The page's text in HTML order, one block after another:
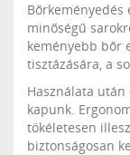
Bőrkeményedés
minőségű
keményebb bőr
tisztázására, a
Használata
kapunk.
tökéletesen
biztonságosan